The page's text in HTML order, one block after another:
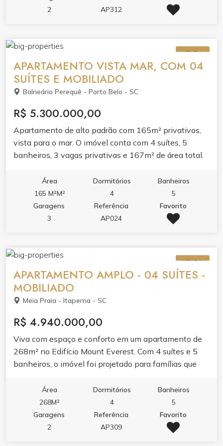
academia, sala de jogos, salão de festas e espaço
2
AP312
VENDA
APARTAMENTO VISTA MAR, COM 04
SUÍTES E MOBILIADO
Balneário Perequê - Porto Belo - SC
R$ 5.300.000,00
Apartamento de alto padrão com 165m² privativos,
vista para o mar. O imóvel conta com 4 suítes, 5
banheiros, 3 vagas privativas e 167m² de área total.
praticidade no dia a dia. A distribuição dos ambientes
valoriza a vista para o mar e garante privacidade para
toda a família. Ideal para quem busca morar com
qualidade de vida em frente à praia.
Área
165 M²M²
Dormitórios
4
Banheiros
5
Garagens
3
Referência
AP024
Favorito
VENDA
APARTAMENTO AMPLO - 04 SUÍTES -
MOBILIADO
Meia Praia - Itapema - SC
R$ 4.940.000,00
Viva com espaço e conforto em um apartamento de
268m² no Edifício Mount Everest. Com 4 suítes e 5
banheiros, o imóvel foi projetado para famílias que
com sala de estar e jantar, junto à sacada com
churrasqueira e varanda, cria ambientes perfeitos
para receber. A cozinha planejada em porcelanato e o
apartamento bem mobiliado refletem acabamento de
Área
268M²
Dormitórios
4
Banheiros
5
Garagens
2
Referência
AP309
Favorito